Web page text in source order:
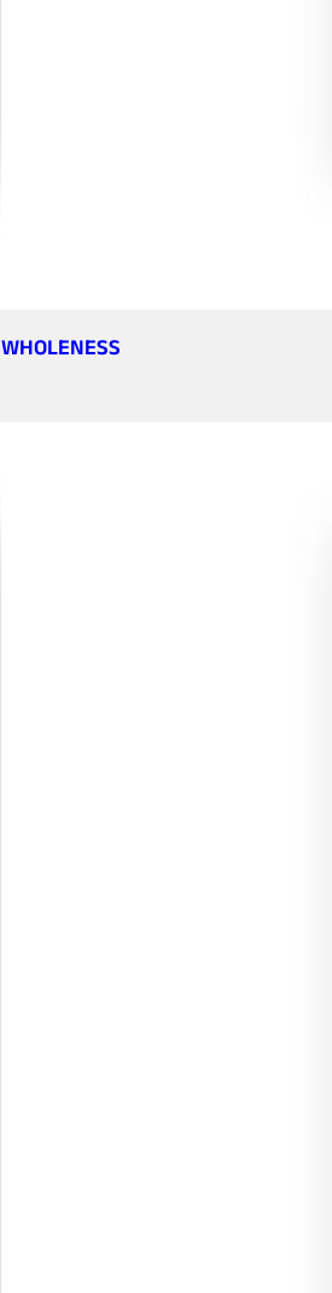
WHOLENESS